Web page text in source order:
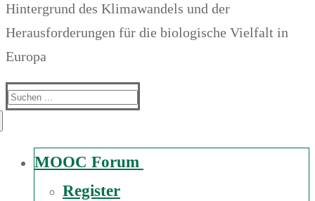
Hintergrund des Klimawandels und der
Herausforderungen für die biologische Vielfalt in
Europa
Suchen
MOOC Forum
Register